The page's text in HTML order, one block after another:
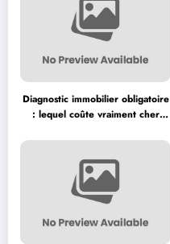
Diagnostic immobilier obligatoire
: lequel coûte vraiment cher